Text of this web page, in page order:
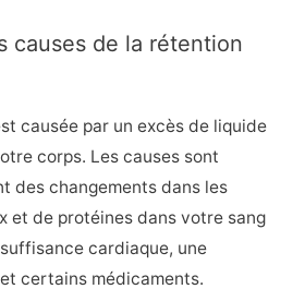
causes de la rétention
causée par un excès de liquide
corps. Les causes sont
des changements dans les
et de protéines dans votre sang
cardiaque, une
certains médicaments.